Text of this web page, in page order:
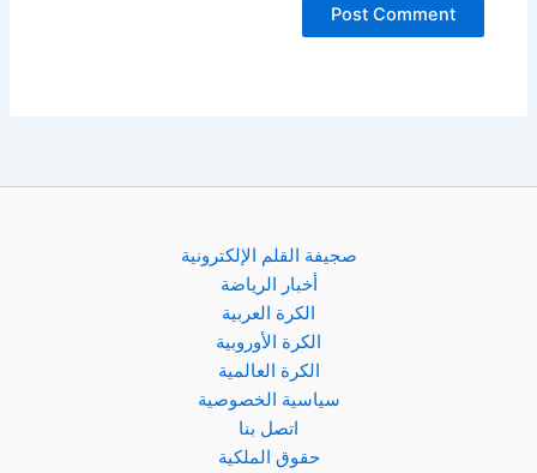
صجيفة القلم الإلكترونية
أخبار الرياضة
الكرة العربية
الكرة الأوروبية
الكرة العالمية
سياسية الخصوصية
اتصل بنا
حقوق الملكية